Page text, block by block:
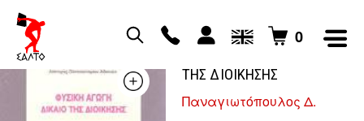
0
ΤΗΣ ΔΙΟΙΚΗΣΗΣ
Παναγιωτόπουλος Δ.